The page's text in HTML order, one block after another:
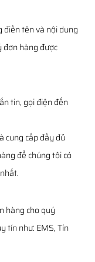
điền tên và nội dung
đơn hàng được
tin, gọi điện đến
cung cấp đầy đủ
để chúng tôi có
hàng cho quý
tín như: EMS, Tín